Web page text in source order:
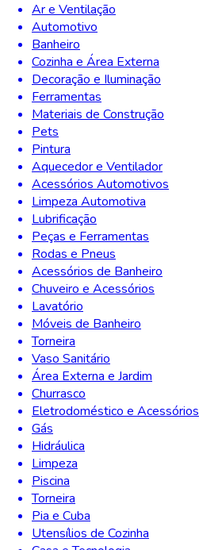
Ar e Ventilação
Automotivo
Banheiro
Cozinha e Área Externa
Decoração e Iluminação
Ferramentas
Materiais de Construção
Pets
Pintura
Aquecedor e Ventilador
Acessórios Automotivos
Limpeza Automotiva
Lubrificação
Peças e Ferramentas
Rodas e Pneus
Acessórios de Banheiro
Chuveiro e Acessórios
Lavatório
Móveis de Banheiro
Torneira
Vaso Sanitário
Área Externa e Jardim
Churrasco
Eletrodoméstico e Acessórios
Gás
Hidráulica
Limpeza
Piscina
Torneira
Pia e Cuba
Utensílios de Cozinha